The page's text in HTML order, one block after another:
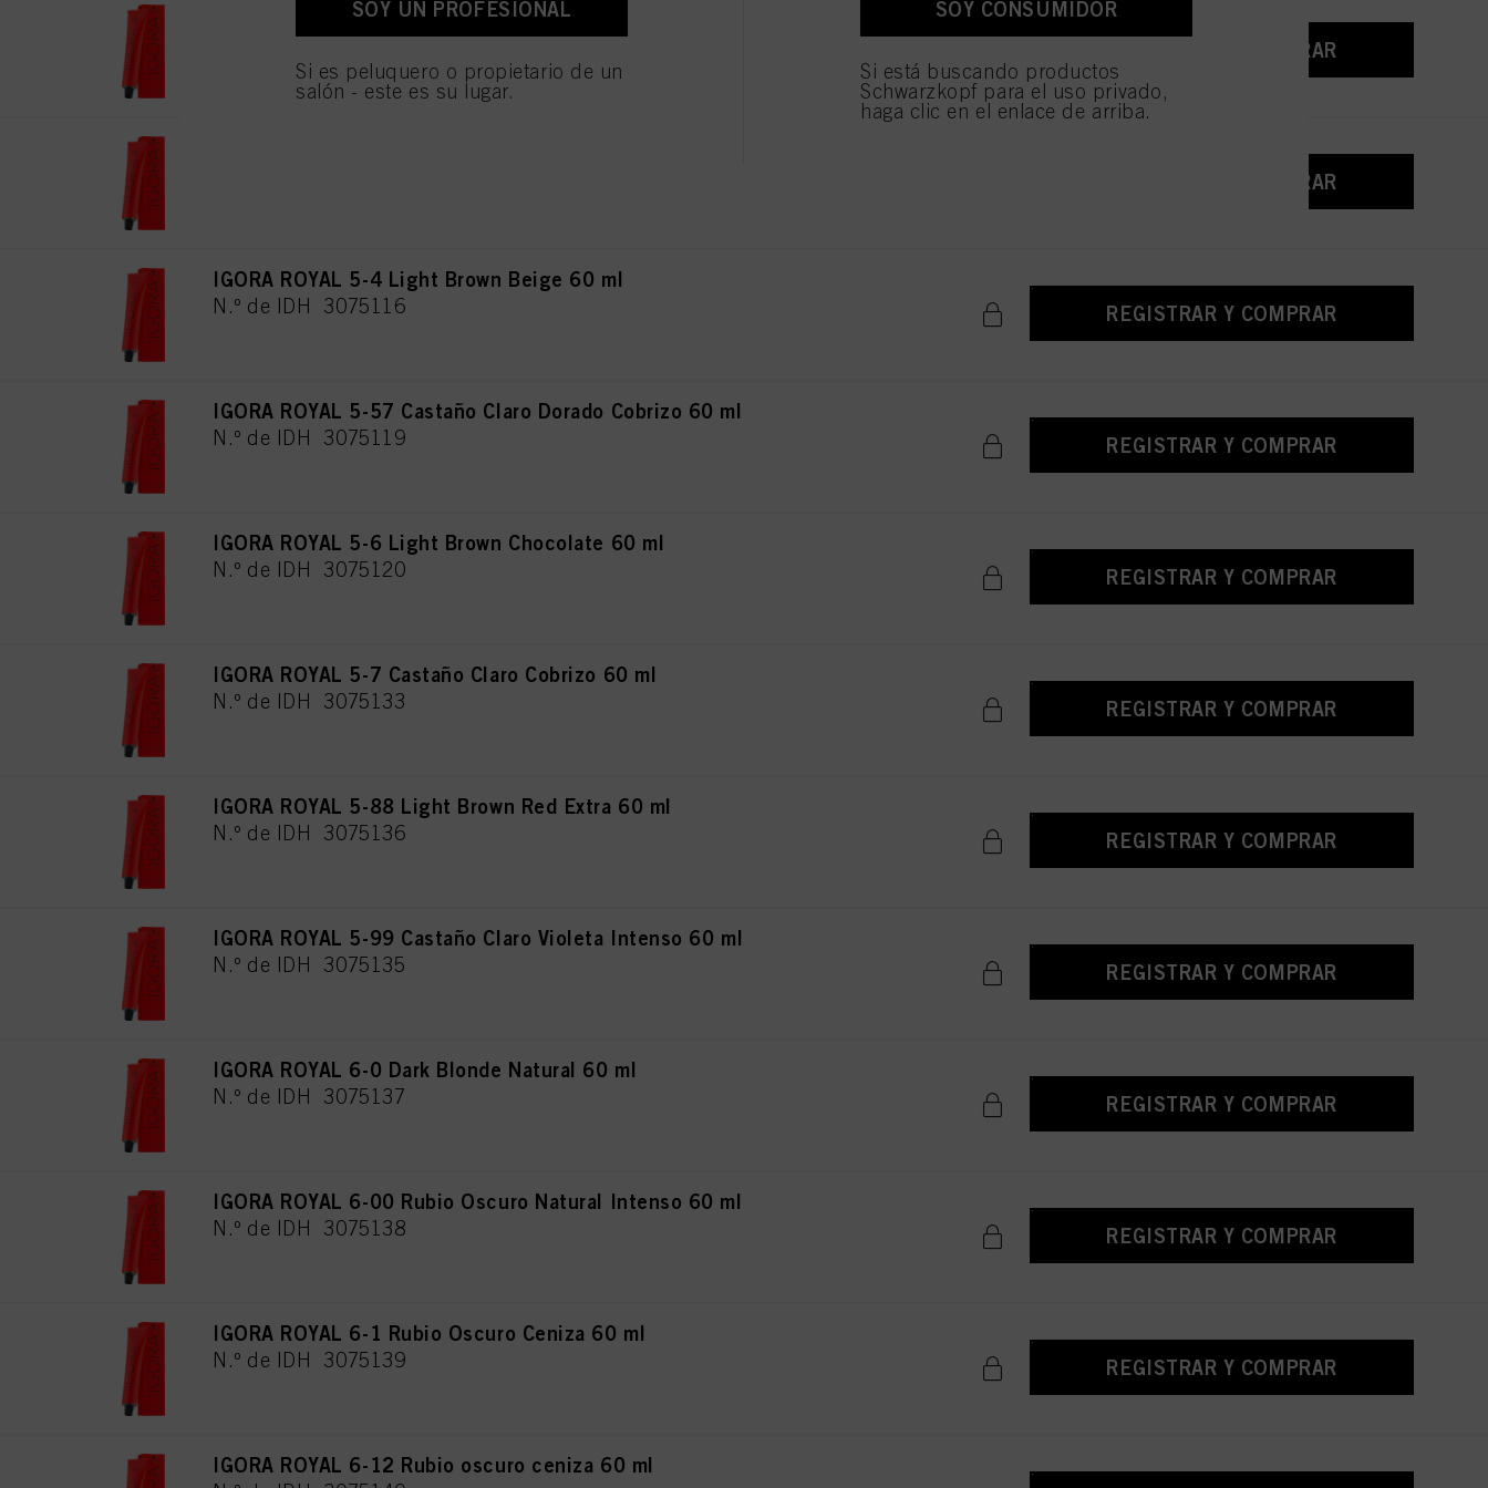
IGORA ROYAL 5-1 Castaño Claro Ceniza 60 ml
N.º de IDH 3075112 REGISTRAR Y COMPRAR
REGISTRAR Y COMPRAR
IGORA ROYAL 5-4 Light Brown Beige 60 ml
N.º de IDH 3075116 REGISTRAR Y COMPRAR
IGORA ROYAL 5-57 Castaño Claro Dorado Cobrizo 60 ml
N.º de IDH 3075119 REGISTRAR Y COMPRAR
IGORA ROYAL 5-6 Light Brown Chocolate 60 ml
N.º de IDH 3075120 REGISTRAR Y COMPRAR
IGORA ROYAL 5-7 Castaño Claro Cobrizo 60 ml
N.º de IDH 3075133 REGISTRAR Y COMPRAR
IGORA ROYAL 5-88 Light Brown Red Extra 60 ml
N.º de IDH 3075136 REGISTRAR Y COMPRAR
IGORA ROYAL 5-99 Castaño Claro Violeta Intenso 60 ml
N.º de IDH 3075135 REGISTRAR Y COMPRAR
IGORA ROYAL 6-0 Dark Blonde Natural 60 ml
N.º de IDH 3075137 REGISTRAR Y COMPRAR
IGORA ROYAL 6-00 Rubio Oscuro Natural Intenso 60 ml
N.º de IDH 3075138 REGISTRAR Y COMPRAR
IGORA ROYAL 6-1 Rubio Oscuro Ceniza 60 ml
N.º de IDH 3075139 REGISTRAR Y COMPRAR
IGORA ROYAL 6-12 Rubio oscuro ceniza 60 ml
SOY UN PROFESIONAL
Si es peluquero o propietario de un
salón - este es su lugar.
SOY CONSUMIDOR
Si está buscando productos
Schwarzkopf para el uso privado,
haga clic en el enlace de arriba.
personales para todos los fines antes mencionados. Si hace clic en "Rechazar", soólo se utilizarán las cookies que sean técnicamente